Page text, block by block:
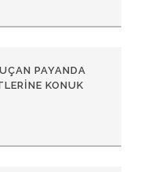
PAYANDA
KONUK